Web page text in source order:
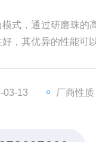
式，通过研磨珠的
，其优异的性能可
03-13 厂商性